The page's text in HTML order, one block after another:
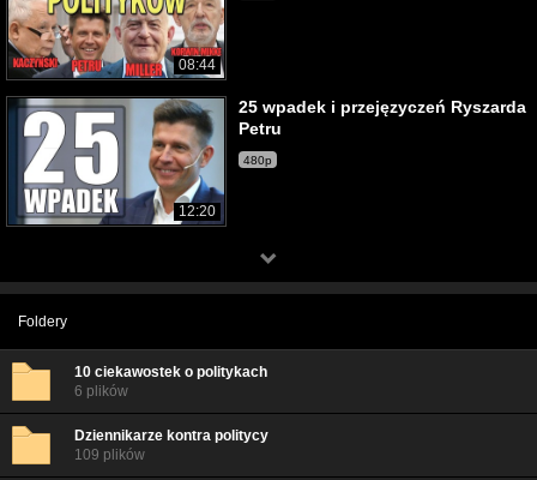
08:44
12:20
25 wpadek i przejęzyczeń Ryszarda
Petru
480p
Foldery
10 ciekawostek o politykach
6 plików
Dziennikarze kontra politycy
109 plików